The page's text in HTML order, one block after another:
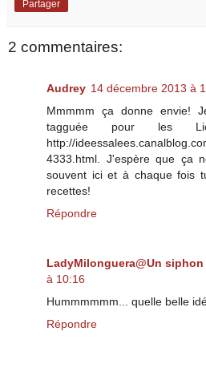
Partager
2 commentaires:
Audrey 14 décembre 2013 à
Mmmmm ça donne envie!
tagguée pour les
http://
4333.html. J'espère que ça
souvent ici et à chaque fois
recettes!
Répondre
LadyMilonguera@Un
à 10:16
Hummmmmm... quelle belle
Répondre